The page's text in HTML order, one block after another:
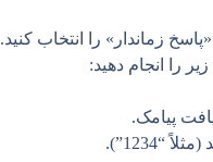
زماندار» را انتخاب کنید.
را انجام دهید:
پیامک.
“1234”).